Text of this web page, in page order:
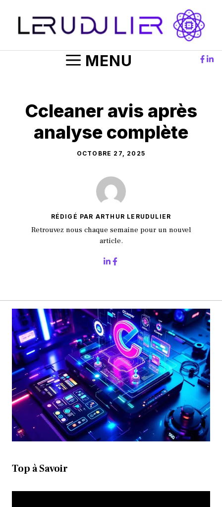
contenu
MENU
Ccleaner avis après
analyse complète
OCTOBRE 27, 2025
RÉDIGÉ PAR ARTHUR LERUDULIER
Retrouvez nous chaque semaine pour un nouvel
article.
Top à Savoir